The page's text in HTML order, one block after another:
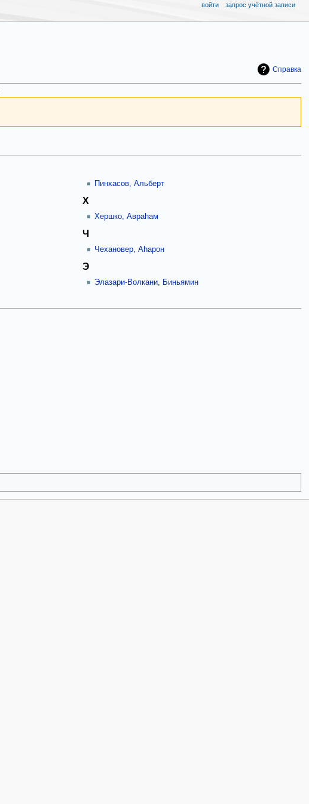
Справка
Пинхасов, Альберт
Х
Хершко, Авраhам
Ч
Чехановер, Аhарон
Э
Элазари-Волкани, Биньямин
войти запрос учётной записи